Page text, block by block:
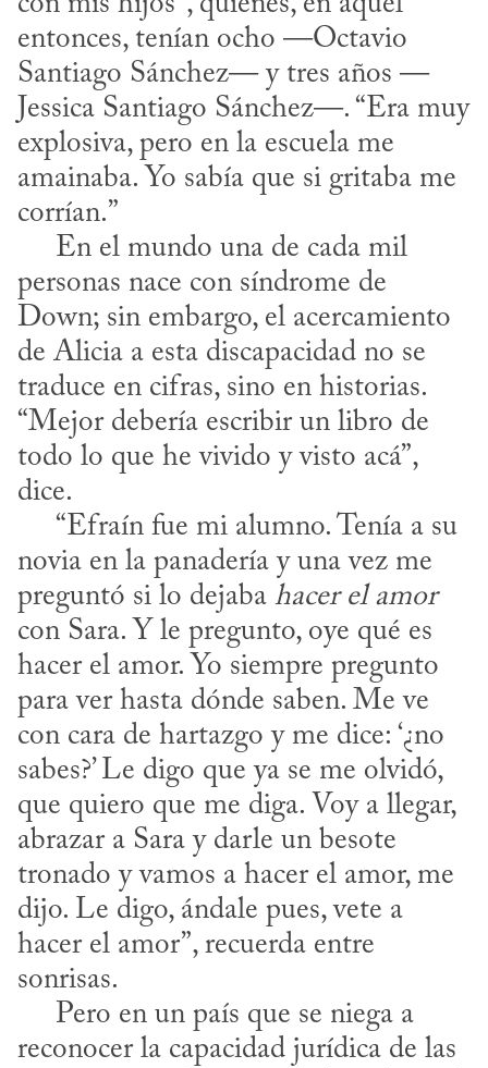
entonces, tenían ocho —Octavio
Santiago Sánchez— y tres años —
Jessica Santiago Sánchez—. “Era muy
explosiva, pero en la escuela me
amainaba. Yo sabía que si gritaba me
corrían.”
personas nace con síndrome de
Down; sin embargo, el acercamiento
de Alicia a esta discapacidad no se
traduce en cifras, sino en historias.
“Mejor debería escribir un libro de
todo lo que he vivido y visto acá”,
dice.
novia en la panadería y una vez me
preguntó si lo dejaba hacer el amor
con Sara. Y le pregunto, oye qué es
hacer el amor. Yo siempre pregunto
para ver hasta dónde saben. Me ve
con cara de hartazgo y me dice: ‘¿no
sabes?’ Le digo que ya se me olvidó,
que quiero que me diga. Voy a llegar,
abrazar a Sara y darle un besote
tronado y vamos a hacer el amor, me
dijo. Le digo, ándale pues, vete a
hacer el amor”, recuerda entre
sonrisas.
reconocer la capacidad jurídica de las